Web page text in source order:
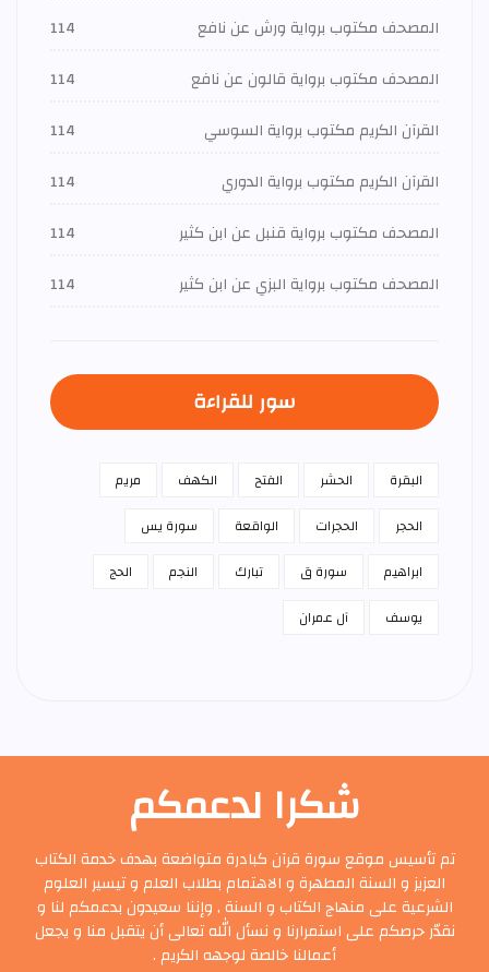
المصحف مكتوب برواية ورش عن نافع
114
المصحف مكتوب برواية قالون عن نافع
114
القرآن الكريم مكتوب برواية السوسي
114
القرآن الكريم مكتوب برواية الدوري
114
المصحف مكتوب برواية قنبل عن ابن كثير
114
المصحف مكتوب برواية البزي عن ابن كثير
114
سور للقراءة
البقرة الحشر الفتح الكهف
مريم
الحجر
الحجرات الواقعة
سورة يس
ابراهيم
سورة ق تبارك النجم
الحج
يوسف
آل عمران
شكرا لدعمكم
تم تأسيس موقع سورة قرآن كبادرة متواضعة بهدف خدمة الكتاب
العزيز و السنة المطهرة و الاهتمام بطلاب العلم و تيسير العلوم
الشرعية على منهاج الكتاب و السنة , وإننا سعيدون بدعمكم لنا و
نقدّر حرصكم على استمرارنا و نسأل الله تعالى أن يتقبل منا و يجعل
أعمالنا خالصة لوجهه الكريم .